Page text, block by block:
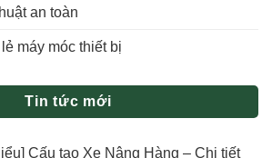
an toàn
máy móc thiết bị
Tin tức mới
Cấu tạo Xe Nâng Hàng – Chi tiết